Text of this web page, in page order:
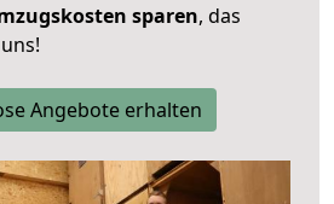
sparen, das
Angebote erhalten